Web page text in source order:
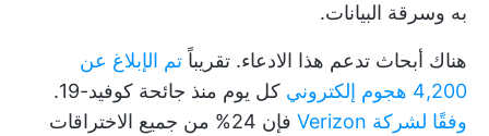
به وسرقة البيانات.
هناك أبحاث تدعم هذا الادعاء. تقريباً تم الإبلاغ عن
4,200 هجوم إلكتروني
كل يوم منذ جائحة كوفيد-19.
وفقًا لشركة Verizon
فإن 24% من جميع الاختراقات